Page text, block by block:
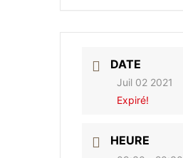
DATE
Juil 02 2021
Expiré!
HEURE